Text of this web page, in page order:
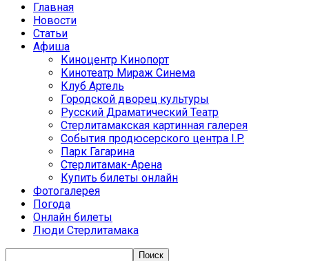
Главная
Новости
Статьи
Афиша
Киноцентр Кинопорт
Кинотеатр Мираж Синема
Клуб Артель
Городской дворец культуры
Русский Драматический Театр
Стерлитамакская картинная галерея
События продюсерского центра I.P.
Парк Гагарина
Стерлитамак-Арена
Купить билеты онлайн
Фотогалерея
Погода
Онлайн билеты
Люди Стерлитамака